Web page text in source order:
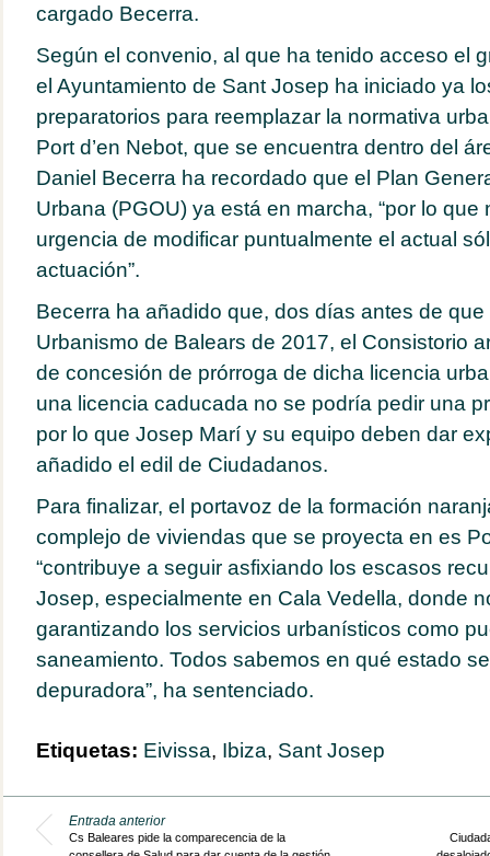
cargado Becerra.
Según el convenio, al que ha tenido acceso el
el Ayuntamiento de Sant Josep ha iniciado ya
preparatorios para reemplazar la normativa
Port d’en Nebot, que se encuentra dentro del
Daniel Becerra ha recordado que el Plan
Urbana (PGOU) ya está en marcha, “por lo que
urgencia de modificar puntualmente el actual
actuación”.
Becerra ha añadido que, dos días antes de
Urbanismo de Balears de 2017, el Consistorio
de concesión de prórroga de dicha licencia
una licencia caducada no se podría pedir una
por lo que Josep Marí y su equipo deben dar
añadido el edil de Ciudadanos.
Para finalizar, el portavoz de la formación
complejo de viviendas que se proyecta en es
“contribuye a seguir asfixiando los escasos
Josep, especialmente en Cala Vedella, donde
garantizando los servicios urbanísticos como
saneamiento. Todos sabemos en qué estado
depuradora”, ha sentenciado.
Etiquetas: Eivissa, Ibiza, Sant Josep
Entrada anterior
Cs Baleares pide la comparecencia de la